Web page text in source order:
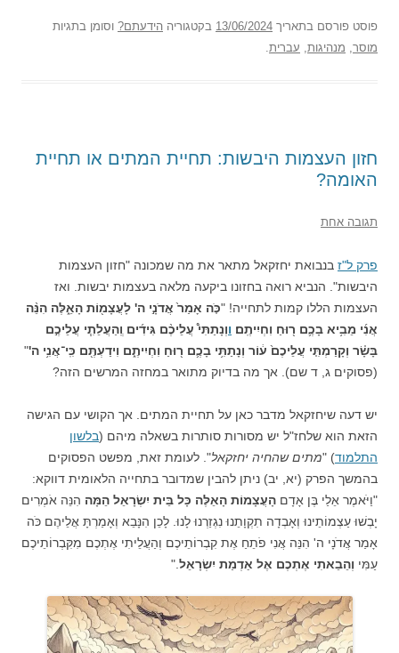
פוסט פורסם בתאריך 13/06/2024 בקטגוריה הידעתם? וסומן בתגיות
מוסר מנהיגות עברית
חזון העצמות היבשות: תחיית המתים או תחיית
האומה?
תגובה אחת
פרק ל"ז בנבואת יחזקאל מתאר את מה שמכונה "חזון העצמות
היבשות". הנביא רואה בחזונו ביקעה מלאה בעצמות יבשות. ואז
העצמות הללו קמות לתחייה! "כֹּ֤ה אָמַר֙ אֲדֹנָ֣י ה' לָעֲצָמ֖וֹת הָאֵ֑לֶּה הִנֵּ֨ה
אֲנִ֜י מֵבִ֥יא בָכֶ֛ם ר֖וּחַ וִחְיִיתֶֽם׃ ווְנָתַתִּי֩ עֲלֵיכֶ֨ם גִּידִ֜ים וְֽהַעֲלֵתִ֧י עֲלֵיכֶ֣ם
בָּשָׂ֗ר וְקָרַמְתִּ֤י עֲלֵיכֶם֙ ע֔וֹר וְנָתַתִּ֥י בָכֶ֛ם ר֖וּחַ וִחְיִיתֶ֑ם וִידַעְתֶּ֖ם כִּֽי־אֲנִ֥י ה'"
(פסוקים ג, ד שם). אך מה בדיוק מתואר במחזה המרשים הזה?
יש דעה שיחזקאל מדבר כאן על תחיית המתים. אך הקושי עם הגישה
הזאת הוא שלחז"ל יש מסורות סותרות בשאלה מיהם (בלשון
התלמוד) "מתים שהחיה יחזקאל". לעומת זאת, מפשט הפסוקים
בהמשך הפרק (יא, יב) ניתן להבין שמדובר בתחייה הלאומית דווקא:
"וַיֹּאמֶר אֵלַי בֶּן אָדָם הָעֲצָמוֹת הָאֵלֶּה כָּל בֵּית יִשְׂרָאֵל הֵמָּה הִנֵּה אֹמְרִים
יָבְשׁוּ עַצְמוֹתֵינוּ וְאָבְדָה תִקְוָתֵנוּ נִגְזַרְנוּ לָנוּ. לָכֵן הִנָּבֵא וְאָמַרְתָּ אֲלֵיהֶם כֹּה
אָמַר אֲדֹנָי ה' הִנֵּה אֲנִי פֹתֵחַ אֶת קִבְרוֹתֵיכֶם וְהַעֲלֵיתִי אֶתְכֶם מִקִּבְרוֹתֵיכֶם
עַמִּי וְהֵבֵאתִי אֶתְכֶם אֶל אַדְמַת יִשְׂרָאֵל ."